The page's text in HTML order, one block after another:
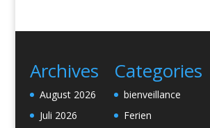
Archives
August 2026
Juli 2026
Categories
bienveillance
Ferien